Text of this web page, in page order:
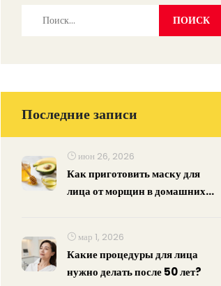
Последние записи
июн 26, 2026
Как приготовить маску для
лица от морщин в домашних
мар 1, 2026
Какие процедуры для лица
нужно делать после 50 лет?